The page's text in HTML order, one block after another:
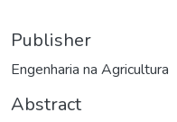
Publisher
Engenharia na Agricultura
Abstract